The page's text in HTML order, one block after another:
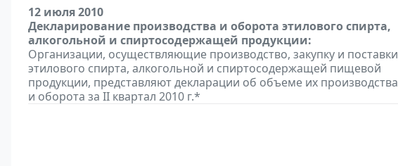
12 июля 2010
Декларирование производства и оборота этилового спирта,
алкогольной и спиртосодержащей продукции:
Организации, осуществляющие производство, закупку и поставки
этилового спирта, алкогольной и спиртосодержащей пищевой
продукции, представляют декларации об объеме их производства
и оборота за II квартал 2010 г.*